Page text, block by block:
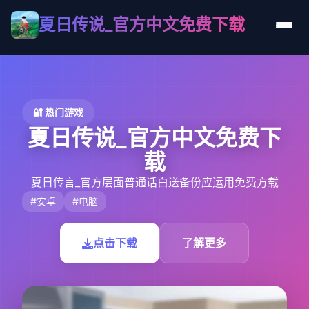
夏日传说_官方中文免费下载
🔐 热门游戏
夏日传说_官方中文免费下
载
夏日传言_官方层面普通话白送备份应运用免费方载
#安卓 #电脑
点击下载 了解更多